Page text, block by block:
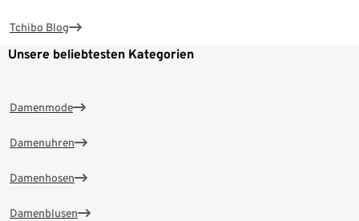
Tchibo Blog
Unsere beliebtesten Kategorien
Damenmode
Damenuhren
Damenhosen
Damenblusen